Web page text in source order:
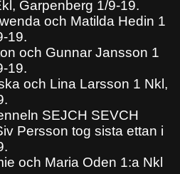
Garpenberg 1/9-19.
och Matilda Hedin 1
19.
och Gunnar Jansson 1
19.
och Lina Larsson 1 Nkl,
SEJCH SEVCH
Persson tog sista ettan i
och Maria Oden 1:a Nkl